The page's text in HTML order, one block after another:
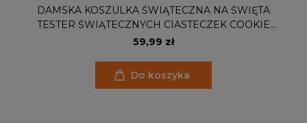
DAMSKA KOSZULKA ŚWIĄTECZNA NA ŚWIĘTA
TESTER ŚWIĄTECZNYCH CIASTECZEK COOKIE
BAKING TEAM TESTER
59,99 zł
Do koszyka